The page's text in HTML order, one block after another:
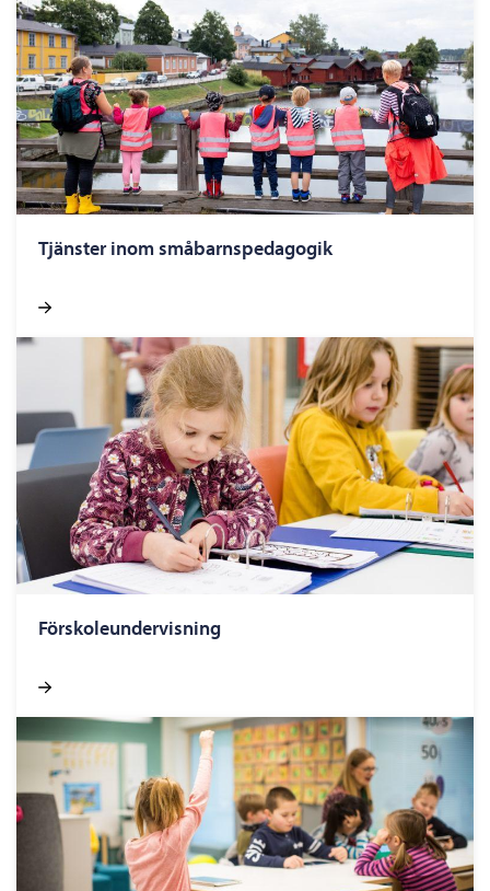
Tjänster inom småbarnspedagogik
Förskoleundervisning